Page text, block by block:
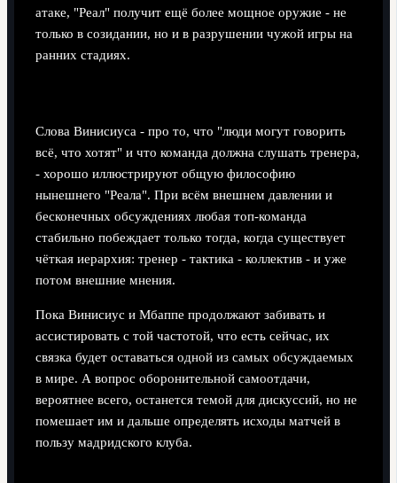
атаке, "Реал" получит ещё более мощное оружие - не
только в созидании, но и в разрушении чужой игры на
ранних стадиях.
Слова Винисиуса - про то, что "люди могут говорить
всё, что хотят" и что команда должна слушать тренера,
- хорошо иллюстрируют общую философию
нынешнего "Реала". При всём внешнем давлении и
бесконечных обсуждениях любая топ-команда
стабильно побеждает только тогда, когда существует
чёткая иерархия: тренер - тактика - коллектив - и уже
потом внешние мнения.
Пока Винисиус и Мбаппе продолжают забивать и
ассистировать с той частотой, что есть сейчас, их
связка будет оставаться одной из самых обсуждаемых
в мире. А вопрос оборонительной самоотдачи,
вероятнее всего, останется темой для дискуссий, но не
помешает им и дальше определять исходы матчей в
пользу мадридского клуба.